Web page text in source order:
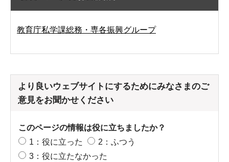
教育庁私学課総務・専各振興グループ
より良いウェブサイトにするためにみなさまのご
意見をお聞かせください
このページの情報は役に立ちましたか？
1：役に立った
2：ふつう
3：役に立たなかった